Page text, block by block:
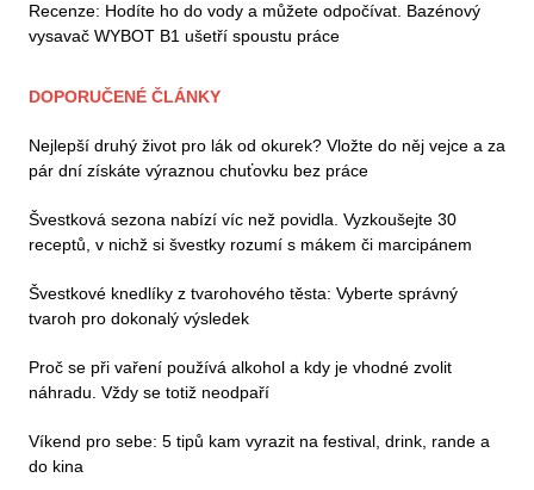
Recenze: Hodíte ho do vody a můžete odpočívat. Bazénový
vysavač WYBOT B1 ušetří spoustu práce
DOPORUČENÉ ČLÁNKY
Nejlepší druhý život pro lák od okurek? Vložte do něj vejce a za
pár dní získáte výraznou chuťovku bez práce
Švestková sezona nabízí víc než povidla. Vyzkoušejte 30
receptů, v nichž si švestky rozumí s mákem či marcipánem
Švestkové knedlíky z tvarohového těsta: Vyberte správný
tvaroh pro dokonalý výsledek
Proč se při vaření používá alkohol a kdy je vhodné zvolit
náhradu. Vždy se totiž neodpaří
Víkend pro sebe: 5 tipů kam vyrazit na festival, drink, rande a
do kina